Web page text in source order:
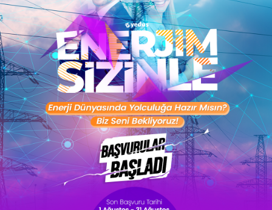
İşveren
Toptalent Marka ve İnsan Kaynakları Danışmanlığı Limited Şirketi Özel İstihdam Bürosu
Olarak 11 / 11 / 2024 - 10 / 11 / 2027 tarihleri arasında faaliyette bulunmak üzere, Türkiye İş
Kurumu tarafından 05.11.2024 tarih ve 16998526 sayılı karar uyarınca 1251 nolu belge ile faaliyet
göstermektedir.Toptalent İş İlanları için tıklayın. 4904 sayılı kanun uyarınca iş arayanlardan
ücret alınmayacak ve menfaat temin edilmeyecektir.
Türkiye İş Kurumu İstanbul İl Müdürlüğü: 0 212 249 29 87 | Türkiye iş Kurumu İstanbul Çalışma
ve İş Kurumu Bahçelievler Hizmet Merkezi
Toptalent 2026 © Tüm Hakları Saklıdır.